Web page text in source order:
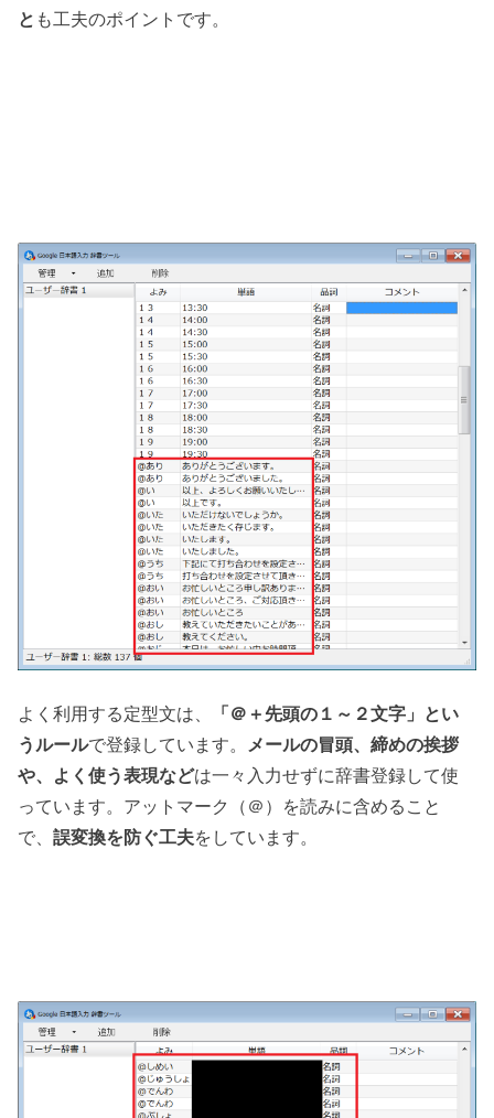
と も工夫のポイントです。
よく利用する定型文は、
「＠＋先頭の１～２文字」とい
うルールで登録しています。
メールの冒頭、締めの挨拶
や、よく使う表現などは一々入力せずに辞書登録して使
っています。アットマーク（＠）を読みに含めること
で、誤変換を防ぐ工夫をしています。